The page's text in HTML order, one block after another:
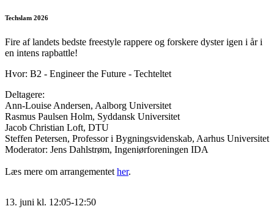
Techslam 2026
Fire af landets bedste freestyle rappere og forskere dyster igen i år i
en intens rapbattle!
Hvor: B2 - Engineer the Future - Techteltet
Deltagere:
Ann-Louise Andersen, Aalborg Universitet
Rasmus Paulsen Holm, Syddansk Universitet
Jacob Christian Loft, DTU
Steffen Petersen, Professor i Bygningsvidenskab, Aarhus Universitet
Moderator: Jens Dahlstrøm, Ingeniørforeningen IDA
Læs mere om arrangementet her.
13. juni kl. 12:05-12:50